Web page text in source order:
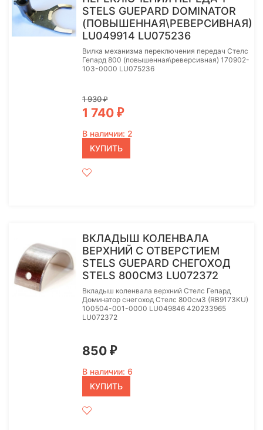
STELS GUEPARD DOMINATOR
(ПОВЫШЕННАЯ\РЕВЕРСИВНАЯ)
LU049914 LU075236
Вилка механизма переключения передач Стелс
Гепард 800 (повышенная\реверсивная) 170902-
103-0000 LU075236
1 930₽
1 740 ₽
В наличии: 2
КУПИТЬ
ВКЛАДЫШ КОЛЕНВАЛА
ВЕРХНИЙ С ОТВЕРСТИЕМ
STELS GUEPARD СНЕГОХОД
STELS 800СМ3 LU072372
Вкладыш коленвала верхний Стелс Гепард
Доминатор снегоход Стелс 800см3 (RB9173KU)
100504-001-0000 LU049846 420233965
LU072372
850 ₽
В наличии: 6
КУПИТЬ